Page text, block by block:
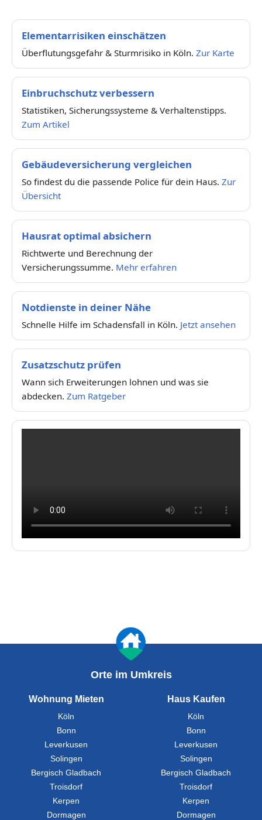
Elementarrisiken einschätzen
Überflutungsgefahr & Sturmrisiko in Köln. Zur Karte
Einbruchschutz verbessern
Statistiken, Sicherungssysteme & Verhaltenstipps.
Zum Artikel
Gebäudeversicherung vergleichen
So findest du die passende Police für dein Haus. Zur
Übersicht
Hausrat optimal absichern
Richtwerte und Berechnung der
Versicherungssumme. Mehr erfahren
Notdienste in deiner Nähe
Schnelle Hilfe im Schadensfall in Köln. Jetzt ansehen
Zusatzschutz prüfen
Wann sich Erweiterungen lohnen und was sie
abdecken. Zum Ratgeber
Orte im Umkreis
Wohnung Mieten
Köln
Bonn
Leverkusen
Solingen
Bergisch Gladbach
Troisdorf
Kerpen
Dormagen
Haus Kaufen
Köln
Bonn
Leverkusen
Solingen
Bergisch Gladbach
Troisdorf
Kerpen
Dormagen